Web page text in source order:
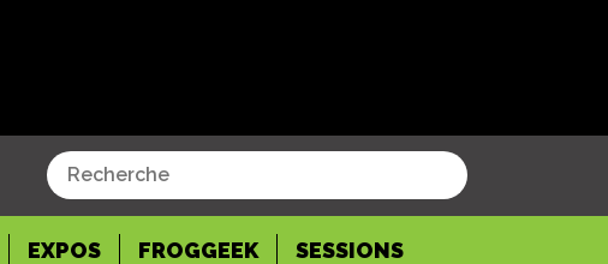
EXPOS FROGGEEK SESSIONS